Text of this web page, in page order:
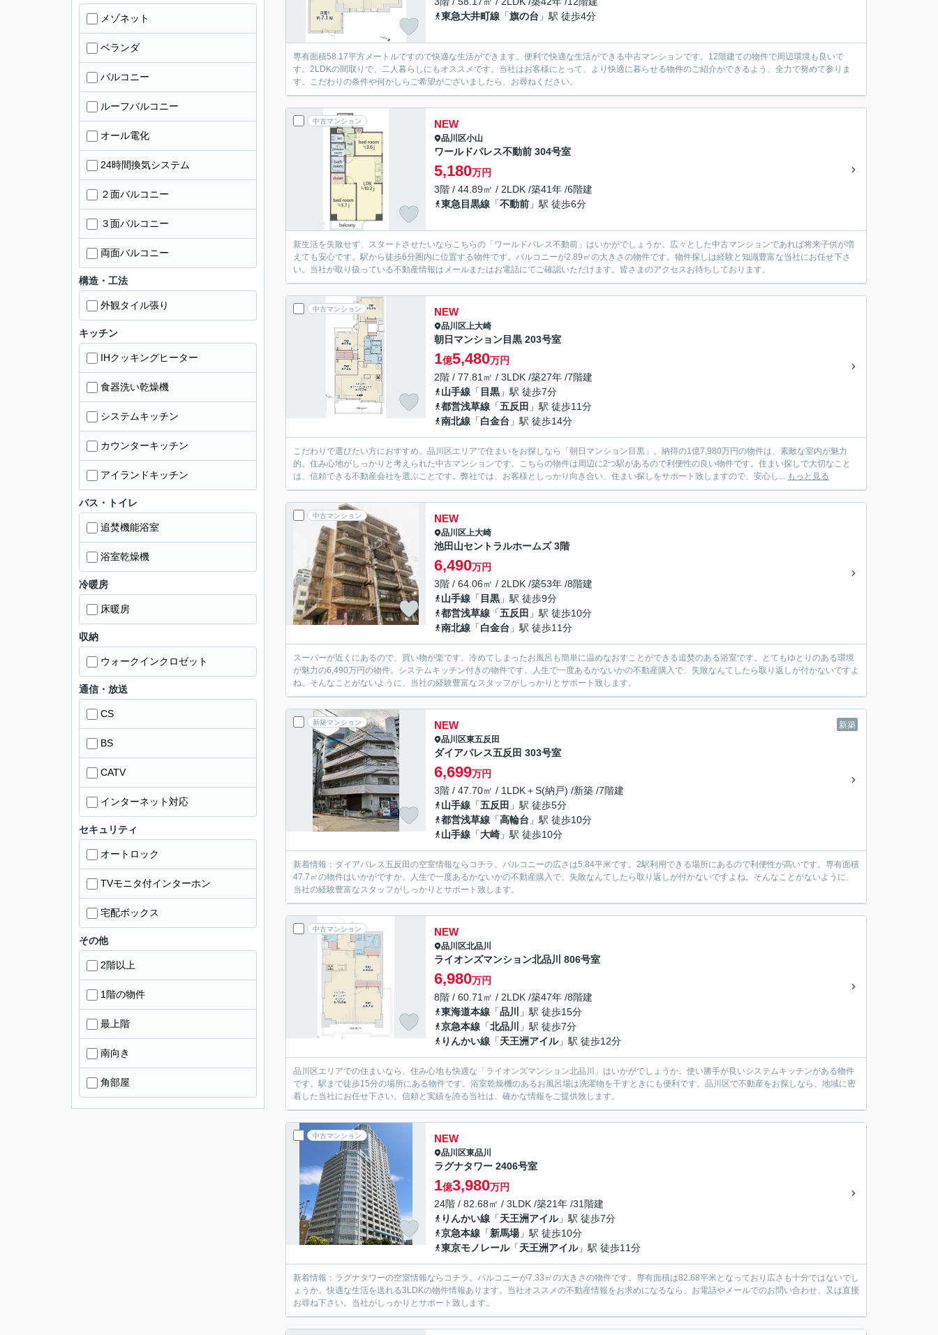
東急大井町線 「旗の台 」駅 徒歩4分
専有面積58.17平方メートルですので快適な生活ができます。便利で快適な生活ができる中古マンションです。12階建ての物件で周辺環境も良いで
す。2LDKの間取りで、二人暮らしにもオススメです。当社はお客様にとって、より快適に暮らせる物件のご紹介ができるよう、全力で努めて参りま
す。こだわりの条件や何かしらご希望がございましたら、お尋ねください。
中古マンション NEW
品川区小山
ワールドパレス不動前 304号室
5,180万円
3階 / 44.89㎡ / 2LDK /築41年 /6階建
東急目黒線 「不動前 」駅 徒歩6分
新生活を失敗せず、スタートさせたいならこちらの「ワールドパレス不動前」はいかがでしょうか。広々とした中古マンションであれば将来子供が増
えても安心です。駅から徒歩6分圏内に位置する物件です。バルコニーが2.89㎡の大きさの物件です。物件探しは経験と知識豊富な当社にお任せ下さ
い。当社が取り扱っている不動産情報はメールまたはお電話にてご確認いただけます。皆さまのアクセスお待ちしております。
中古マンション NEW
品川区上大崎
朝日マンション目黒 203号室
1億5,480万円
2階 / 77.81㎡ / 3LDK /築27年 /7階建
山手線 「 目黒 」駅 徒歩7分
都営浅草線 「五反田 」駅 徒歩11分
南北線 「白金台 」駅 徒歩14分
こだわりで選びたい方におすすめ。品川区エリアで住まいをお探しなら「朝日マンション目黒」。納得の1億7,980万円の物件は、素敵な室内が魅力
的。住み心地がしっかりと考えられた中古マンションです。こちらの物件は周辺に2つ駅があるので利便性の良い物件です。住まい探しで大切なこと
は、信頼できる不動産会社を選ぶことです。弊社では、お客様としっかり向き合い、住まい探しをサポート致しますので、安心し... もっと見る
中古マンション NEW
品川区上大崎
池田山セントラルホームズ 3階
6,490万円
3階 / 64.06㎡ / 2LDK /築53年 /8階建
山手線 「 目黒 」駅 徒歩9分
都営浅草線 「五反田 」駅 徒歩10分
南北線 「白金台 」駅 徒歩11分
スーパーが近くにあるので、買い物が楽です。冷めてしまったお風呂も簡単に温めなおすことができる追焚のある浴室です。とてもゆとりのある環境
が魅力の6,490万円の物件。システムキッチン付きの物件です。人生で一度あるかないかの不動産購入で、失敗なんてしたら取り返しが付かないですよ
ね。そんなことがないように、当社の経験豊富なスタッフがしっかりとサポート致します。
新築マンション 新築
NEW
品川区東五反田
ダイアパレス五反田 303号室
6,699万円
3階 / 47.70㎡ / 1LDK＋S(納戸) /新築 /7階建
山手線 「五反田 」駅 徒歩5分
都営浅草線 「高輪台 」駅 徒歩10分
山手線 「大崎 」駅 徒歩10分
新着情報：ダイアパレス五反田の空室情報ならコチラ。バルコニーの広さは5.84平米です。2駅利用できる場所にあるので利便性が高いです。専有面積
47.7㎡の物件はいかがですか。人生で一度あるかないかの不動産購入で、失敗なんてしたら取り返しが付かないですよね。そんなことがないように、
当社の経験豊富なスタッフがしっかりとサポート致します。
中古マンション NEW
品川区北品川
ライオンズマンション北品川 806号室
6,980万円
8階 / 60.71㎡ / 2LDK /築47年 /8階建
東海道本線 「品川
」駅 徒歩15分
京急本線 「北品川
」駅 徒歩7分
りんかい線 「天王洲アイル」駅 徒歩12分
品川区エリアでの住まいなら、住み心地も快適な「ライオンズマンション北品川」はいかがでしょうか。使い勝手が良いシステムキッチンがある物件
です。駅まで徒歩15分の場所にある物件です。浴室乾燥機のあるお風呂場は洗濯物を干すときにも便利です。品川区で不動産をお探しなら、地域に密
着した当社にお任せ下さい。信頼と実績を誇る当社は、確かな情報をご提供致します。
中古マンション NEW
品川区東品川
ラグナタワー 2406号室
1億3,980万円
24階 / 82.68㎡ / 3LDK /築21年 /31階建
りんかい線 「天王洲アイル」駅 徒歩7分
京急本線 「新馬場」駅 徒歩10分
東京モノレール「天王洲アイル」駅 徒歩11分
新着情報：ラグナタワーの空室情報ならコチラ。バルコニーが7.33㎡の大きさの物件です。専有面積は82.68平米となっており広さも十分ではないでし
ょうか。快適な生活を送れる3LDKの物件情報あります。当社オススメの不動産情報をお求めになるなら、お電話やメールでのお問い合わせ、又は直接
お尋ね下さい。当社がしっかりとサポート致します。
メゾネット
ベランダ
バルコニー
ルーフバルコニー
オール電化
24時間換気システム
２面バルコニー
３面バルコニー
両面バルコニー
構造・工法
外観タイル張り
キッチン
IHクッキングヒーター
食器洗い乾燥機
システムキッチン
カウンターキッチン
アイランドキッチン
バス・トイレ
追焚機能浴室
浴室乾燥機
冷暖房
床暖房
収納
ウォークインクロゼット
通信・放送
CS
BS
CATV
インターネット対応
セキュリティ
オートロック
TVモニタ付インターホン
宅配ボックス
その他
2階以上
1階の物件
最上階
南向き
角部屋